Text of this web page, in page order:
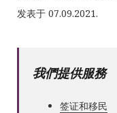
发表于 07.09.2021.
我們提供服務
签证和移民